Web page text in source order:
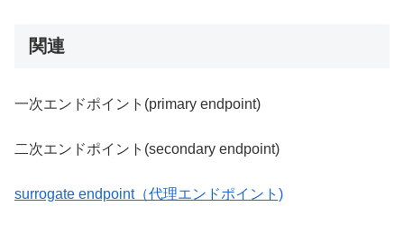
関連
一次エンドポイント(primary endpoint)
二次エンドポイント(secondary endpoint)
surrogate endpoint（代理エンドポイント)